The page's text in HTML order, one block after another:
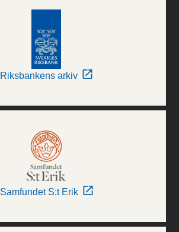
Riksbankens arkiv
Samfundet S:t Erik